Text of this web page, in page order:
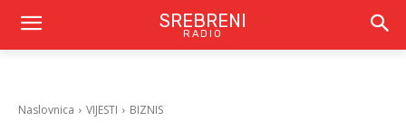
SREBRENI
RADIO
Naslovnica VIJESTI BIZNIS